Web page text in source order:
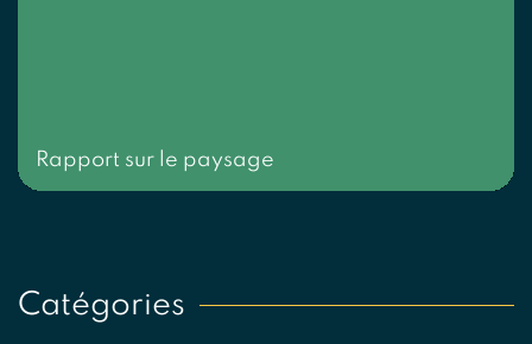
Rapport sur le paysage
Catégories